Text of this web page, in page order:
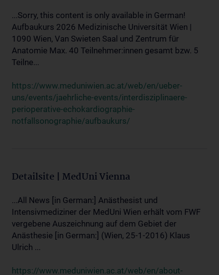
...Sorry, this content is only available in German!
Aufbaukurs 2026 Medizinische Universität Wien |
1090 Wien, Van Swieten Saal und Zentrum für
Anatomie Max. 40 Teilnehmer:innen gesamt bzw. 5
Teilne...
https://www.meduniwien.ac.at/web/en/ueber-
uns/events/jaehrliche-events/interdisziplinaere-
perioperative-echokardiographie-
notfallsonographie/aufbaukurs/
Detailsite | MedUni Vienna
...All News [in German:] Anästhesist und
Intensivmediziner der MedUni Wien erhält vom FWF
vergebene Auszeichnung auf dem Gebiet der
Anästhesie [in German:] (Wien, 25-1-2016) Klaus
Ulrich ...
https://www.meduniwien.ac.at/web/en/about-